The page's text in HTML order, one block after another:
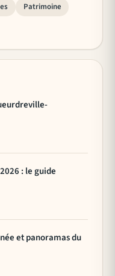
Patrimoine
: le guide
et panoramas du